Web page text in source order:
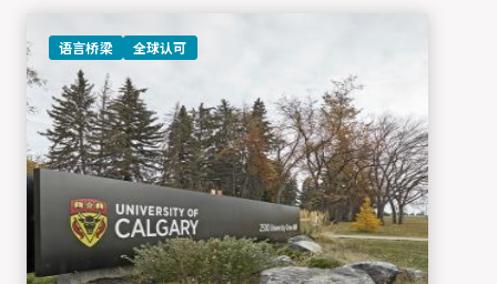
语言桥梁 全球认可